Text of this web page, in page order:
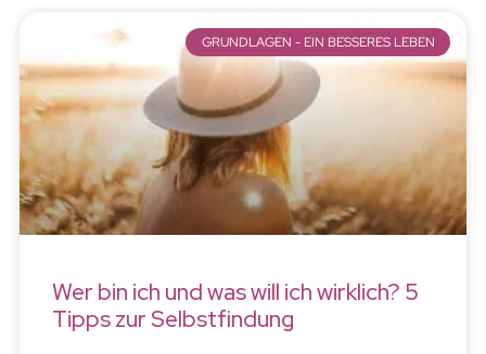
GRUNDLAGEN - EIN BESSERES LEBEN
Wer bin ich und was will ich wirklich? 5
Tipps zur Selbstfindung